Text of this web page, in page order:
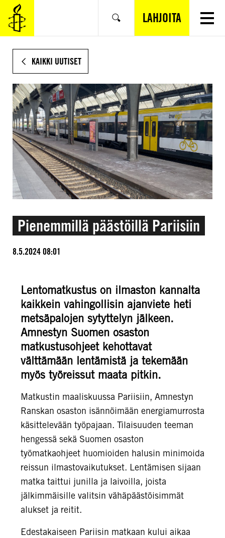
SIIRRY
VARSINAISEEN
SISÄLTÖÖN
Hae LAHJOITA
KAIKKI UUTISET
Pienemmillä päästöillä Pariisiin
8.5.2024 08:01
Lentomatkustus on ilmaston kannalta
kaikkein vahingollisin ajanviete heti
metsäpalojen sytyttelyn jälkeen.
Amnestyn Suomen osaston
matkustusohjeet kehottavat
välttämään lentämistä ja tekemään
myös työreissut maata pitkin.
Matkustin maaliskuussa Pariisiin, Amnestyn
Ranskan osaston isännöimään energiamurrosta
käsittelevään työpajaan. Tilaisuuden teeman
hengessä sekä Suomen osaston
työmatkaohjeet huomioiden halusin minimoida
reissun ilmastovaikutukset. Lentämisen sijaan
matka taittui junilla ja laivoilla, joista
jälkimmäisille valitsin vähäpäästöisimmät
alukset ja reitit.
Edestakaiseen Pariisin matkaan kului aikaa